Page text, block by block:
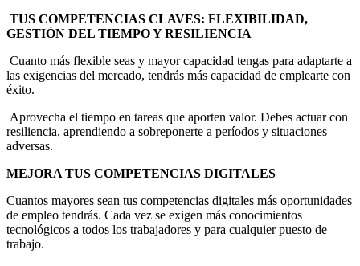
TUS COMPETENCIAS CLAVES: FLEXIBILIDAD,
GESTIÓN DEL TIEMPO Y RESILIENCIA
Cuanto más flexible seas y mayor capacidad tengas para adaptarte a
las exigencias del mercado, tendrás más capacidad de emplearte con
éxito.
Aprovecha el tiempo en tareas que aporten valor. Debes actuar con
resiliencia, aprendiendo a sobreponerte a períodos y situaciones
adversas.
MEJORA TUS COMPETENCIAS DIGITALES
Cuantos mayores sean tus competencias digitales más oportunidades
de empleo tendrás. Cada vez se exigen más conocimientos
tecnológicos a todos los trabajadores y para cualquier puesto de
trabajo.